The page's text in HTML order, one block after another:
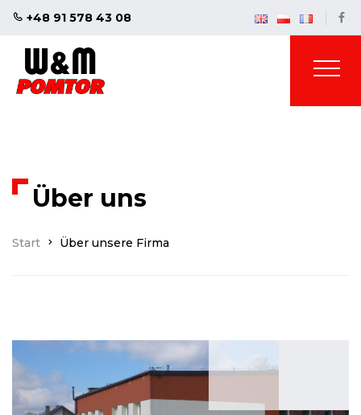
+48 91 578 43 08
Über uns
Start Über unsere Firma